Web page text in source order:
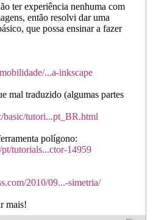
ter experiência nenhuma com
então resolvi dar uma
que possa ensinar a fazer
...a-inkscape
mal traduzido (algumas partes
basic/tutori...pt_BR.html
polígono:
tutorials...ctor-14959
2010/09...-simetria/
mais!